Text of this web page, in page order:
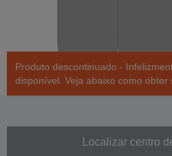
Produto descontinuado -
disponível. Veja abaixo como obter
Localizar centro